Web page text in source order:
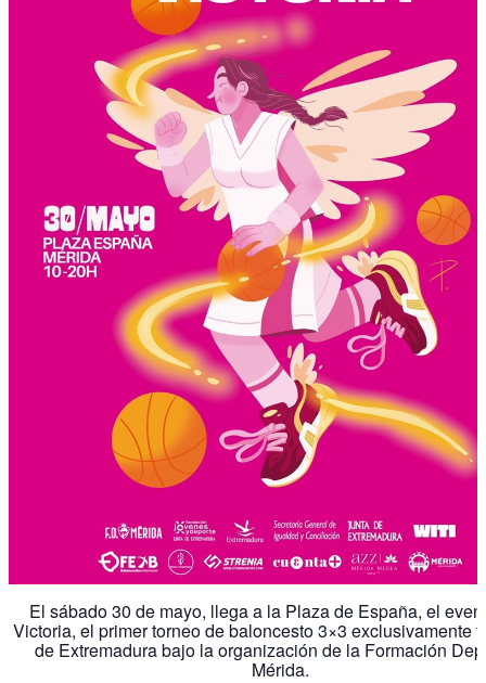
El sábado 30 de mayo, llega a la Plaza de España, el
Victoria, el primer torneo de baloncesto 3×3 exclusivamente
de Extremadura bajo la organización de la Formación
Mérida.